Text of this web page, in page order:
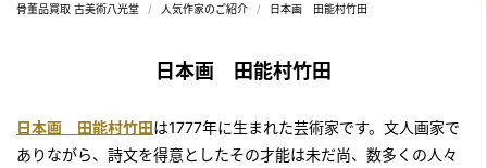
骨董品買取 古美術八光堂 人気作家のご紹介 日本画 田能村竹田
日本画 田能村竹田
日本画 田能村竹田は1777年に生まれた芸術家です。文人画家で
ありながら、詩文を得意としたその才能は未だ尚、数多くの人々